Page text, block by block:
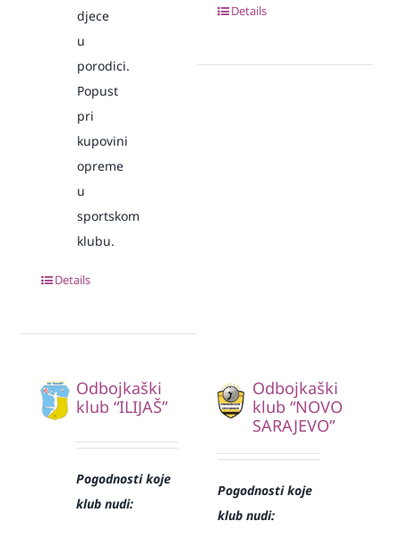
djece
u
porodici.
Popust
pri
kupovini
opreme
u
sportskom
klubu.
Details
Details
Odbojkaški
klub “ILIJAŠ”
Pogodnosti koje
klub nudi:
Odbojkaški
klub “NOVO
SARAJEVO”
Pogodnosti koje
klub nudi: